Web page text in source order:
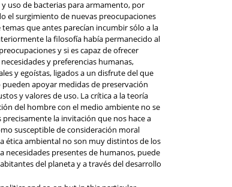
uso de bacterias para armamento, por
el surgimiento de nuevas preocupaciones
que antes parecían incumbir sólo a la
la filosofía había permanecido al
y si es capaz de ofrecer
y preferencias humanas,
y egoístas, ligados a un disfrute del que
apoyar medidas de preservación
y valores de uso. La crítica a la teoría
del hombre con el medio ambiente no se
la invitación que nos hace a
susceptible de consideración moral
ética ambiental no son muy distintos de los
necesidades presentes de humanos, puede
del planeta y a través del desarrollo